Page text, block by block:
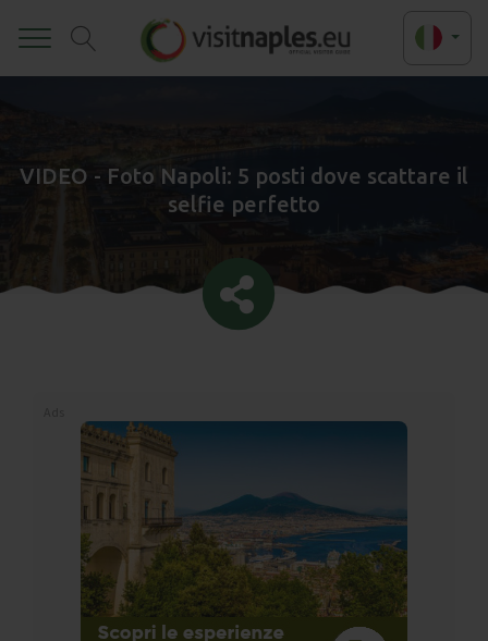
VIDEO - Foto Napoli: 5 posti dove scattare il
selfie perfetto